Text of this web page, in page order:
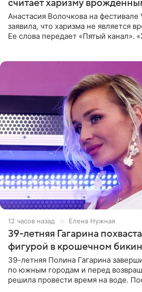
считает харизму
Анастасия Волочкова на фестивале
заявила, что харизма не является
Ее слова передает «Пятый канал».
12 часов назад Елена Нужная
39-летняя Гагарина
фигурой в крошечном
39-летняя Полина Гагарина
по южным городам и перед
решила провести время на воде.